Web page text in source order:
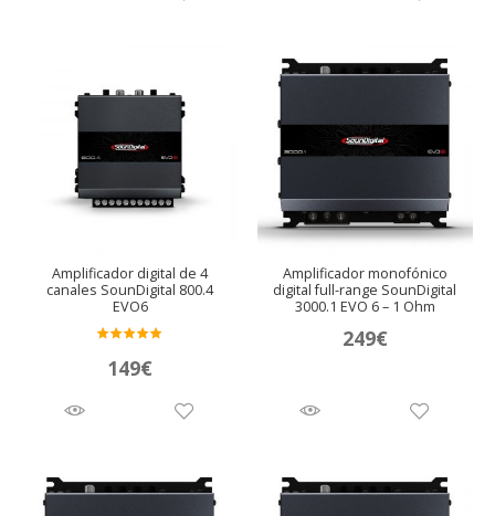
Amplificador digital de 4
canales SounDigital 800.4
EVO6
do en
149€
Amplificador monofónico
digital full-range SounDigital
3000.1 EVO 6 – 1 Ohm
249€